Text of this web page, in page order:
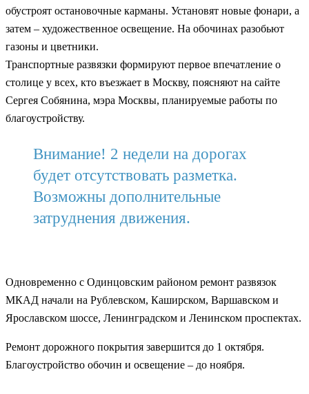
обустроят остановочные карманы. Установят новые фонари, а
затем – художественное освещение. На обочинах разобьют
газоны и цветники.
Транспортные развязки формируют первое впечатление о
столице у всех, кто въезжает в Москву, поясняют на сайте
Сергея Собянина, мэра Москвы, планируемые работы по
благоустройству.
Внимание! 2 недели на дорогах
будет отсутствовать разметка.
Возможны дополнительные
затруднения движения.
Одновременно с Одинцовским районом ремонт развязок
МКАД начали на Рублевском, Каширском, Варшавском и
Ярославском шоссе, Ленинградском и Ленинском проспектах.
Ремонт дорожного покрытия завершится до 1 октября.
Благоустройство обочин и освещение – до ноября.